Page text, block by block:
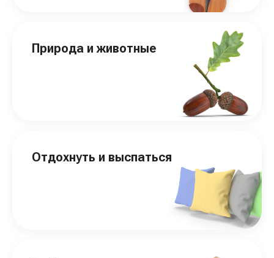
Природа и животные
Отдохнуть и выспаться